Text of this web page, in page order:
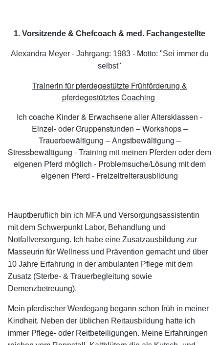
1. Vorsitzende & Chefcoach & med. Fachangestellte
Alexandra Meyer - Jahrgang: 1983 - Motto: "Sei immer du
selbst"
Trainerin fürpferdegestützte Frühförderung &
pferdegestütztes Coaching
Ich coache Kinder & Erwachsene aller Altersklassen -
Einzel- oder Gruppenstunden – Workshops –
Trauerbewältigung – Angstbewältigung –
Stressbewältigung - Training mit meinen Pferden oder dem
eigenen Pferd möglich - Problemsuche/Lösung mit dem
eigenen Pferd - Freizeitreiterausbildung
Hauptberuflich bin ich MFA und Versorgungsassistentin
mit dem Schwerpunkt Labor, Behandlung und
Notfallversorgung. Ich habe eine Zusatzausbildung zur
Masseurin für Wellness und Prävention gemacht und über
10 Jahre Erfahrung in der ambulanten Pflege mit dem
Zusatz (Sterbe- & Trauerbegleitung sowie
Demenzbetreuung).
Mein pferdischer Werdegang begann schon früh in meiner
Kindheit. Neben der üblichen Reitausbildung hatte ich
immer Pflege- oder Reitbeteiligungen. Meine Erfahrungen